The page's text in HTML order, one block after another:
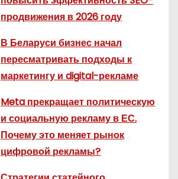
продвижения в 2026 году
В Беларуси бизнес начал
пересматривать подходы к
маркетингу и digital-рекламе
Meta прекращает политическую
и социальную рекламу в ЕС.
Почему это меняет рынок
цифровой рекламы?